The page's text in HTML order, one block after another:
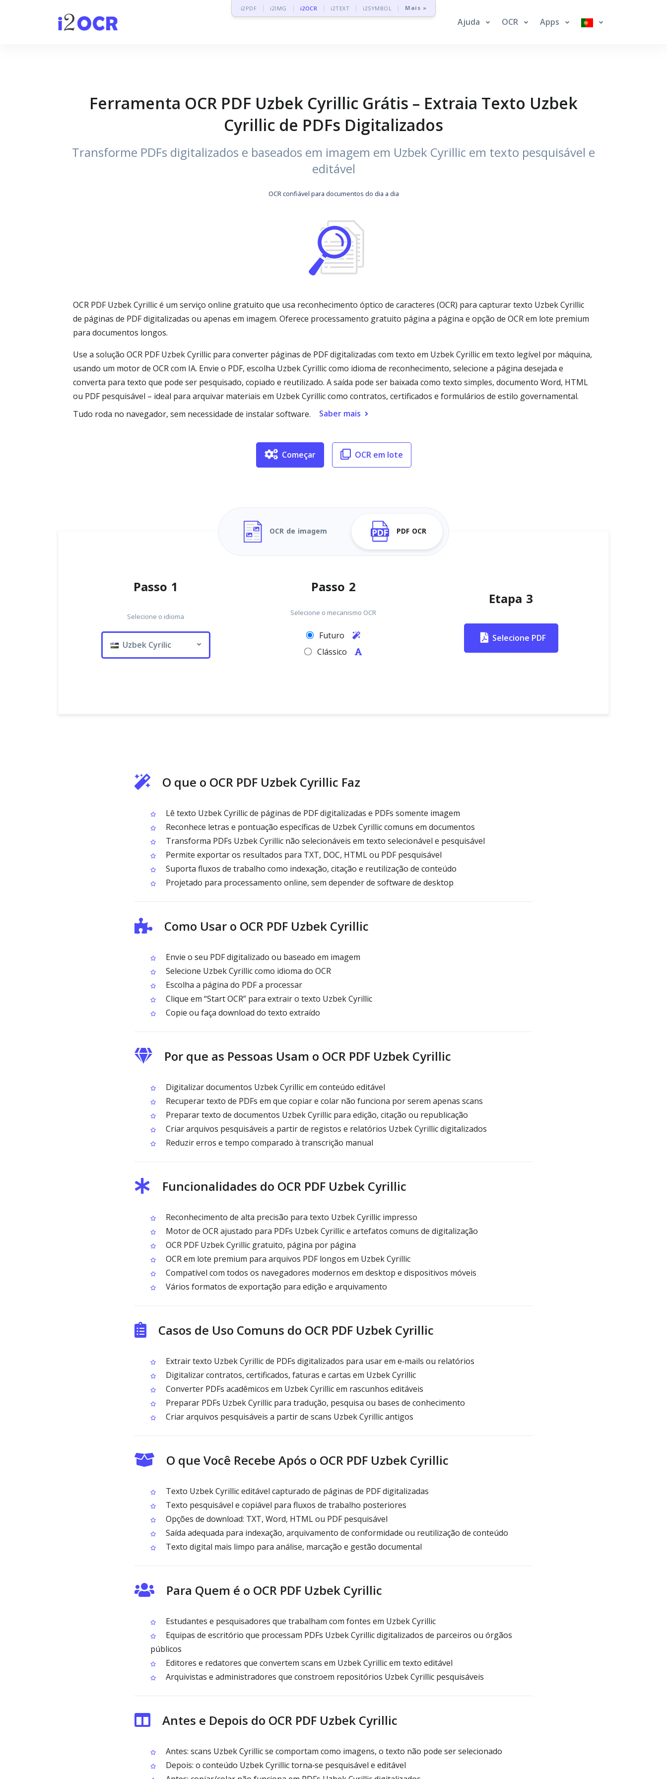
i2PDF i2IMG i2OCR i2TEXT i2SYMBOL Mais »
Ajuda OCR Apps
Ferramenta OCR PDF Uzbek Cyrillic Grátis – Extraia Texto Uzbek
Cyrillic de PDFs Digitalizados
Transforme PDFs digitalizados e baseados em imagem em Uzbek Cyrillic em texto pesquisável e
editável
OCR confiável para documentos do dia a dia
OCR PDF Uzbek Cyrillic é um serviço online gratuito que usa reconhecimento óptico de caracteres (OCR) para capturar texto Uzbek Cyrillic
de páginas de PDF digitalizadas ou apenas em imagem. Oferece processamento gratuito página a página e opção de OCR em lote premium
para documentos longos.
Use a solução OCR PDF Uzbek Cyrillic para converter páginas de PDF digitalizadas com texto em Uzbek Cyrillic em texto legível por máquina,
usando um motor de OCR com IA. Envie o PDF, escolha Uzbek Cyrillic como idioma de reconhecimento, selecione a página desejada e
converta para texto que pode ser pesquisado, copiado e reutilizado. A saída pode ser baixada como texto simples, documento Word, HTML
ou PDF pesquisável – ideal para arquivar materiais em Uzbek Cyrillic como contratos, certificados e formulários de estilo governamental.
Tudo roda no navegador, sem necessidade de instalar software.
Saber mais
Começar OCR em lote
OCR de imagem PDF OCR
Passo 1
Selecione o idioma
Uzbek Cyrilic
Passo 2
Selecione o mecanismo OCR
Futuro
Clássico
Etapa 3
Selecione PDF
O que o OCR PDF Uzbek Cyrillic Faz
Lê texto Uzbek Cyrillic de páginas de PDF digitalizadas e PDFs somente imagem
Reconhece letras e pontuação específicas de Uzbek Cyrillic comuns em documentos
Transforma PDFs Uzbek Cyrillic não selecionáveis em texto selecionável e pesquisável
Permite exportar os resultados para TXT, DOC, HTML ou PDF pesquisável
Suporta fluxos de trabalho como indexação, citação e reutilização de conteúdo
Projetado para processamento online, sem depender de software de desktop
Como Usar o OCR PDF Uzbek Cyrillic
Envie o seu PDF digitalizado ou baseado em imagem
Selecione Uzbek Cyrillic como idioma do OCR
Escolha a página do PDF a processar
Clique em “Start OCR” para extrair o texto Uzbek Cyrillic
Copie ou faça download do texto extraído
Por que as Pessoas Usam o OCR PDF Uzbek Cyrillic
Digitalizar documentos Uzbek Cyrillic em conteúdo editável
Recuperar texto de PDFs em que copiar e colar não funciona por serem apenas scans
Preparar texto de documentos Uzbek Cyrillic para edição, citação ou republicação
Criar arquivos pesquisáveis a partir de registos e relatórios Uzbek Cyrillic digitalizados
Reduzir erros e tempo comparado à transcrição manual
Funcionalidades do OCR PDF Uzbek Cyrillic
Reconhecimento de alta precisão para texto Uzbek Cyrillic impresso
Motor de OCR ajustado para PDFs Uzbek Cyrillic e artefatos comuns de digitalização
OCR PDF Uzbek Cyrillic gratuito, página por página
OCR em lote premium para arquivos PDF longos em Uzbek Cyrillic
Compatível com todos os navegadores modernos em desktop e dispositivos móveis
Vários formatos de exportação para edição e arquivamento
Casos de Uso Comuns do OCR PDF Uzbek Cyrillic
Extrair texto Uzbek Cyrillic de PDFs digitalizados para usar em e‑mails ou relatórios
Digitalizar contratos, certificados, faturas e cartas em Uzbek Cyrillic
Converter PDFs acadêmicos em Uzbek Cyrillic em rascunhos editáveis
Preparar PDFs Uzbek Cyrillic para tradução, pesquisa ou bases de conhecimento
Criar arquivos pesquisáveis a partir de scans Uzbek Cyrillic antigos
O que Você Recebe Após o OCR PDF Uzbek Cyrillic
Texto Uzbek Cyrillic editável capturado de páginas de PDF digitalizadas
Texto pesquisável e copiável para fluxos de trabalho posteriores
Opções de download: TXT, Word, HTML ou PDF pesquisável
Saída adequada para indexação, arquivamento de conformidade ou reutilização de conteúdo
Texto digital mais limpo para análise, marcação e gestão documental
Para Quem é o OCR PDF Uzbek Cyrillic
Estudantes e pesquisadores que trabalham com fontes em Uzbek Cyrillic
Equipas de escritório que processam PDFs Uzbek Cyrillic digitalizados de parceiros ou órgãos
públicos
Editores e redatores que convertem scans em Uzbek Cyrillic em texto editável
Arquivistas e administradores que constroem repositórios Uzbek Cyrillic pesquisáveis
Antes e Depois do OCR PDF Uzbek Cyrillic
Antes: scans Uzbek Cyrillic se comportam como imagens, o texto não pode ser selecionado
Depois: o conteúdo Uzbek Cyrillic torna‑se pesquisável e editável